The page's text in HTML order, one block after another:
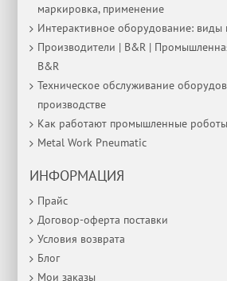
маркировка, применение
Интерактивное оборудование: виды
Производители | B&R |
B&R
Техническое обслуживание
производстве
Как работают промышленные
Metal Work Pneumatic
ИНФОРМАЦИЯ
Прайс
Договор-оферта поставки
Условия возврата
Блог
Мои заказы